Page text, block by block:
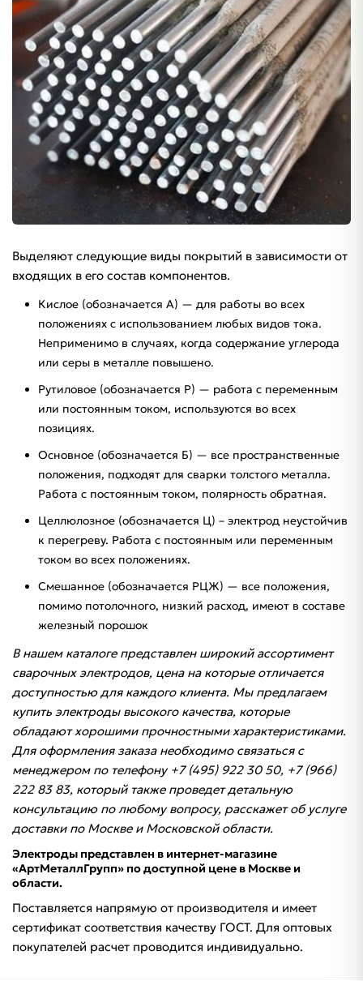
Выделяют следующие виды покрытий в зависимости от
входящих в его состав компонентов.
Кислое (обозначается А) — для работы во всех
положениях с использованием любых видов тока.
Неприменимо в случаях, когда содержание углерода
или серы в металле повышено.
Рутиловое (обозначается Р) — работа с переменным
или постоянным током, используются во всех
позициях.
Основное (обозначается Б) — все пространственные
положения, подходят для сварки толстого металла.
Работа с постоянным током, полярность обратная.
Целлюлозное (обозначается Ц) – электрод неустойчив
к перегреву. Работа с постоянным или переменным
током во всех положениях.
Смешанное (обозначается РЦЖ) — все положения,
помимо потолочного, низкий расход, имеют в составе
железный порошок
В нашем каталоге представлен широкий ассортимент
сварочных электродов, цена на которые отличается
доступностью для каждого клиента. Мы предлагаем
купить электроды высокого качества, которые
обладают хорошими прочностными характеристиками.
Для оформления заказа необходимо связаться с
менеджером по телефону +7 (495) 922 30 50, +7 (966)
222 83 83, который также проведет детальную
консультацию по любому вопросу, расскажет об услуге
доставки по Москве и Московской области.
Электроды представлен в интернет-магазине
«АртМеталлГрупп» по доступной цене в Москве и
области.
Поставляется напрямую от производителя и имеет
сертификат соответствия качеству ГОСТ. Для оптовых
покупателей расчет проводится индивидуально.